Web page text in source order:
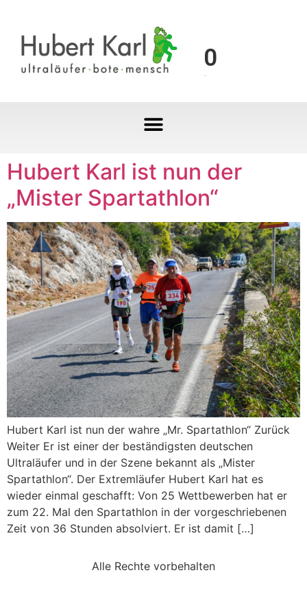
0
Hubert Karl ist nun der
„Mister Spartathlon“
Hubert Karl ist nun der wahre „Mr. Spartathlon“ Zurück
Weiter Er ist einer der beständigsten deutschen
Ultraläufer und in der Szene bekannt als „Mister
Spartathlon“. Der Extremläufer Hubert Karl hat es
wieder einmal geschafft: Von 25 Wettbewerben hat er
zum 22. Mal den Spartathlon in der vorgeschriebenen
Zeit von 36 Stunden absolviert. Er ist damit […]
Alle Rechte vorbehalten